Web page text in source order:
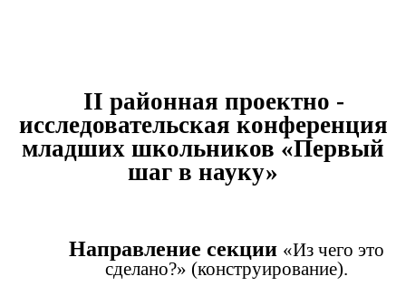
II районная проектно -
исследовательская конференция
младших школьников «Первый
шаг в науку»
Направление секции «Из чего это
сделано?» (конструирование).